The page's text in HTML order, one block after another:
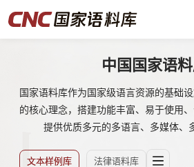
中国国家语
国家语料库作为国家级语言资源的基础
的核心理念，搭建功能丰富、易于使用、
提供优质多元的多语言、多媒体、
文本样例库 法律语料库